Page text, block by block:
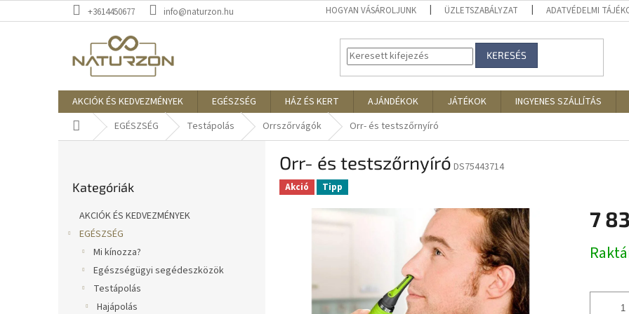
a
+3614450677 info@naturzon.hu HOGYAN VÁSÁROLJUNK ÜZLETSZABÁLYZAT ADATVÉDELMI
KERESÉS
AKCIÓK ÉS KEDVEZMÉNYEK EGÉSZSÉG HÁZ ÉS KERT AJÁNDÉKOK JÁTÉKOK INGYENES SZÁLLÍTÁS
KezdőlapEGÉSZSÉG Testápolás Orrszőrvágók Orr- és testszőrnyíró
átugrása
Kategóriák
AKCIÓK ÉS KEDVEZMÉNYEK
EGÉSZSÉG
Mi kínozza?
Egészségügyi segédeszközök
Testápolás
Hajápolás
Orr- és testszőrnyíró DS75443714
Akció Tipp
7